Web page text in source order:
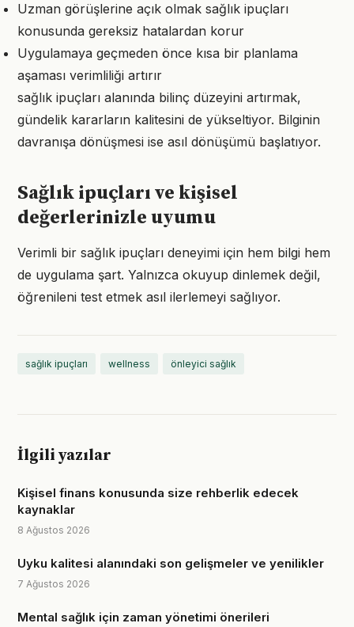
Uzman görüşlerine açık olmak sağlık ipuçları
konusunda gereksiz hatalardan korur
Uygulamaya geçmeden önce kısa bir planlama
aşaması verimliliği artırır
sağlık ipuçları alanında bilinç düzeyini artırmak,
gündelik kararların kalitesini de yükseltiyor. Bilginin
davranışa dönüşmesi ise asıl dönüşümü başlatıyor.
Sağlık ipuçları ve kişisel
değerlerinizle uyumu
Verimli bir sağlık ipuçları deneyimi için hem bilgi hem
de uygulama şart. Yalnızca okuyup dinlemek değil,
öğrenileni test etmek asıl ilerlemeyi sağlıyor.
sağlık ipuçları wellness önleyici sağlık
İlgili yazılar
Kişisel finans konusunda size rehberlik edecek
kaynaklar
8 Ağustos 2026
Uyku kalitesi alanındaki son gelişmeler ve yenilikler
7 Ağustos 2026
Mental sağlık için zaman yönetimi önerileri